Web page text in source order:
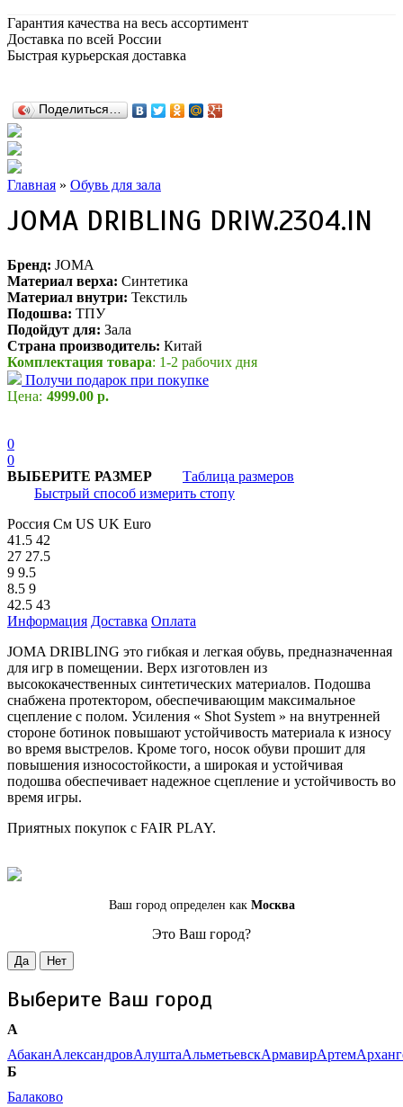
Гарантия качества на весь ассортимент
Доставка по всей России
Быстрая курьерская доставка
Поделиться…
Главная » Обувь для зала
JOMA DRIBLING DRIW.2304.IN
Бренд: JOMA
Материал верха: Синтетика
Материал внутри: Текстиль
Подошва: ТПУ
Подойдут для: Зала
Страна производитель: Китай
Комплектация товара: 1-2 рабочих дня
Получи подарок при покупке
Цена: 4999.00 р.
0
0
ВЫБЕРИТЕ РАЗМЕР
Таблица размеров
Быстрый способ измерить стопу
Россия См US UK Euro
41.5 42
27 27.5
9 9.5
8.5 9
42.5 43
Информация Доставка Оплата
JOMA DRIBLING это гибкая и легкая обувь, предназначенная
для игр в помещении. Верх изготовлен из
высококачественных синтетических материалов. Подошва
снабжена протектором, обеспечивающим максимальное
сцепление с полом. Усиления « Shot System » на внутренней
стороне ботинок повышают устойчивость материала к износу
во время выстрелов. Кроме того, носок обуви прошит для
повышения износостойкости, а широкая и устойчивая
подошва обеспечивает надежное сцепление и устойчивость во
время игры.
Приятных покупок с FAIR PLAY.
Ваш город определен как Москва
Это Ваш город?
Да Нет
Выберите Ваш город
А
АбаканАлександровАлуштаАльметьевскАрмавирАртем
Б
Балаково